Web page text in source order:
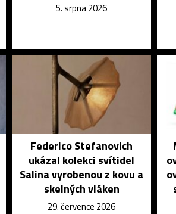
5. srpna 2026
Federico Stefanovich
ukázal kolekci svítidel
Salina vyrobenou z kovu a
skelných vláken
29. července 2026